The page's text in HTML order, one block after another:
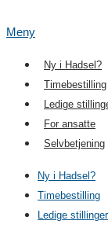
Meny
Ny i Hadsel?
Timebestilling
Ledige
For ansatte
Selvbetjening
Ny i Hadsel?
Timebestilling
Ledige stillinger